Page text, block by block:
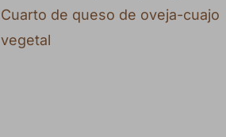
Cuarto de queso de oveja-cuajo
vegetal